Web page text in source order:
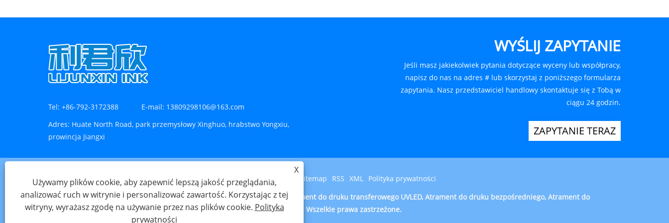
Tel: +86-792-3172388 E-mail: 13809298106@163.com
Adres: Huate North Road, park przemysłowy Xinghuo, hrabstwo Yongxiu,
prowincja Jiangxi
WYŚLIJ ZAPYTANIE
Jeśli masz jakiekolwiek pytania dotyczące wyceny lub współpracy,
napisz do nas na adres # lub skorzystaj z poniższego formularza
zapytania. Nasz przedstawiciel handlowy skontaktuje się z Tobą w
ciągu 24 godzin.
ZAPYTANIE TERAZ
Sitemap RSS XML Polityka prywatności
Prawa autorskie © 2023 Jiangxi Lijunxin Technology Co., Ltd. - Atrament do druku transferowego UVLED, Atrament do druku bezpośredniego, Atrament do
sitodruku - Wszelkie prawa zastrzeżone.
X
Używamy plików cookie, aby zapewnić lepszą jakość przeglądania,
analizować ruch w witrynie i personalizować zawartość. Korzystając z tej
witryny, wyrażasz zgodę na używanie przez nas plików cookie. Polityka
prywatności